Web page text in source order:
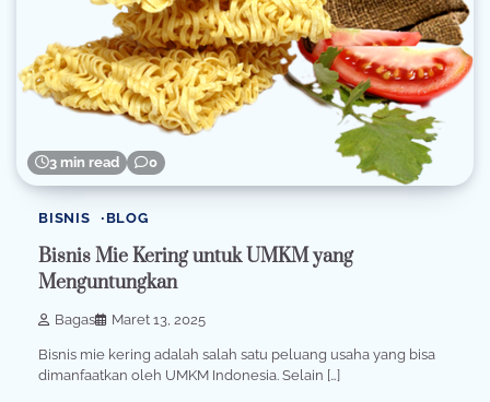
3 min read 0
BISNIS BLOG
Bisnis Mie Kering untuk UMKM yang
Menguntungkan
Bagas Maret 13, 2025
Bisnis mie kering adalah salah satu peluang usaha yang bisa
dimanfaatkan oleh UMKM Indonesia. Selain […]